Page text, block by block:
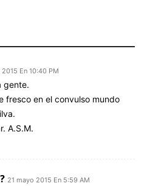
En 10:40 PM
gente.
fresco en el convulso mundo
A.S.M.
21 mayo 2015 En 5:59 AM